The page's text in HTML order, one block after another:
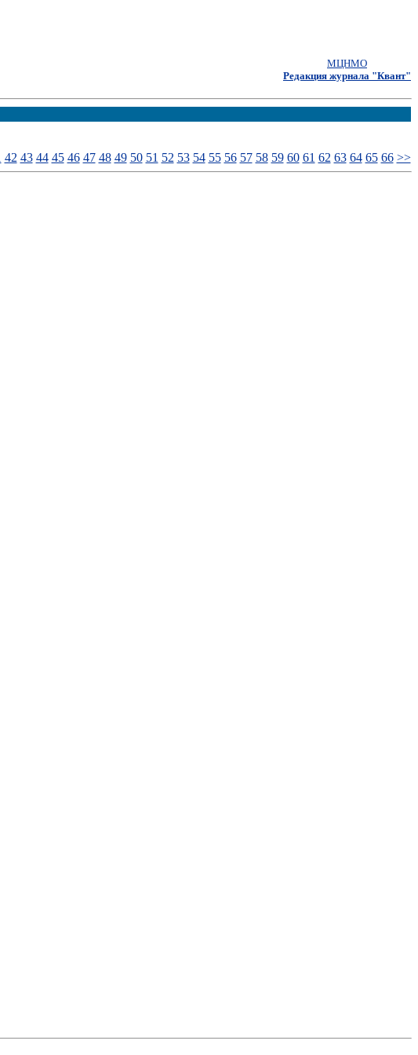
МЦНМО
Редакция журнала "Квант"
42 43 44 45 46 47 48 49 50 51 52 53 54 55 56 57 58 59 60 61 62 63 64 65 66 >>